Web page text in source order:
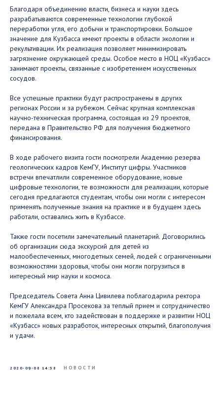
Благодаря объединению власти, бизнеса и науки здесь
разрабатываются современные технологии глубокой
переработки угля, его добычи и транспортировки. Большое
значение для Кузбасса имеют проекты в области экологии и
рекультивации. Их реализация позволяет минимизировать
загрязнение окружающей среды. Особое место в НОЦ «Кузбасс»
занимают проекты, связанные с изобретением искусственных
сосудов.
Все успешные практики будут распространены в других
регионах России и за рубежом. Сейчас крупная комплексная
научно-техническая программа, состоящая из 29 проектов,
передана в Правительство РФ для получения бюджетного
финансирования.
В ходе рабочего визита гости посмотрели Академию резерва
геологических кадров КемГУ, Институт цифры. Участников
встречи впечатлили современное оборудование, новые
цифровые технологии, те возможности для реализации, которые
сегодня предлагаются студентам, чтобы они могли с интересом
применять полученные знания на практике и в будущем здесь
работали, оставались жить в Кузбассе.
Также гости посетили замечательный планетарий. Договорились
об организации сюда экскурсий для детей из
малообеспеченных, многодетных семей, людей с ограниченными
возможностями здоровья, чтобы они могли погрузиться в
интересный мир науки и космоса.
Председатель Совета Анна Цивилева поблагодарила ректора
КемГУ Александра Просекова за теплый прием и сотрудничество
и пожелала всем, кто задействован в поддержке и развитии НОЦ
«Кузбасс» новых разработок, интересных открытий, благополучия
и удачи.
2020-09-08 14:58 НОВОСТИ